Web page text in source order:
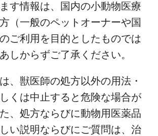
す情報は、国内の小動物医療
（一般のペットオーナーや国
ご利用を目的としたものでは
しからずご了承ください。
、獣医師の処方以外の用法・
くは中止すると危険な場合が
、処方ならびに動物用医薬品
い説明ならびにご質問は、治